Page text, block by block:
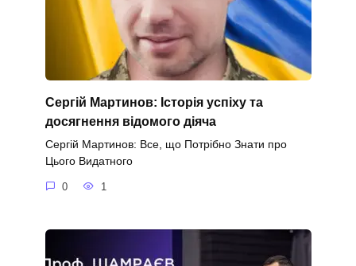
Сергій Мартинов: Історія успіху та
досягнення відомого діяча
Сергій Мартинов: Все, що Потрібно Знати про
Цього Видатного
0 1